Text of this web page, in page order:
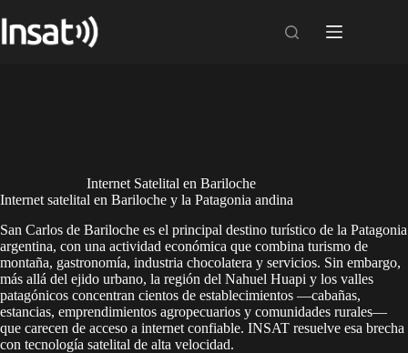
to
content
Internet Satelital en Bariloche
Internet satelital en Bariloche y la Patagonia andina
San Carlos de Bariloche es el principal destino turístico de la Patagonia
argentina, con una actividad económica que combina turismo de
montaña, gastronomía, industria chocolatera y servicios. Sin embargo,
más allá del ejido urbano, la región del Nahuel Huapi y los valles
patagónicos concentran cientos de establecimientos —cabañas,
estancias, emprendimientos agropecuarios y comunidades rurales—
que carecen de acceso a internet confiable. INSAT resuelve esa brecha
con tecnología satelital de alta velocidad.